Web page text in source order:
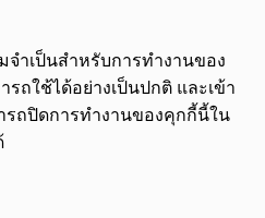
ำเป็นสำหรับการทำงานของ
ถใช้ได้อย่างเป็นปกติ และเข้า
ถปิดการทำงานของคุกกี้นี้ใน